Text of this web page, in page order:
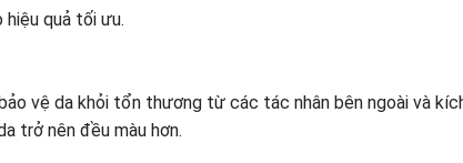
quả tối ưu.
vệ da khỏi tổn thương từ các tác nhân bên ngoài và
trở nên đều màu hơn.